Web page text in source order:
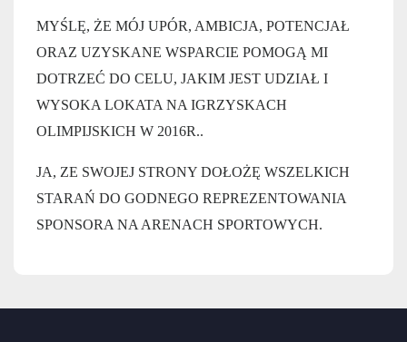
MYŚLĘ, ŻE MÓJ UPÓR, AMBICJA, POTENCJAŁ
ORAZ UZYSKANE WSPARCIE POMOGĄ MI
DOTRZEĆ DO CELU, JAKIM JEST UDZIAŁ I
WYSOKA LOKATA NA IGRZYSKACH
OLIMPIJSKICH W 2016R..
JA, ZE SWOJEJ STRONY DOŁOŻĘ WSZELKICH
STARAŃ DO GODNEGO REPREZENTOWANIA
SPONSORA NA ARENACH SPORTOWYCH.